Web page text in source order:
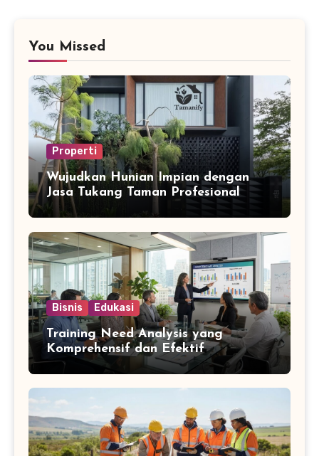
You Missed
Properti
Wujudkan Hunian Impian dengan
Jasa Tukang Taman Profesional
Bisnis Edukasi
Training Need Analysis yang
Komprehensif dan Efektif